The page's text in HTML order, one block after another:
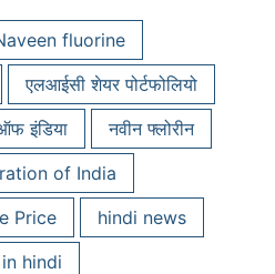
fluorine
एलआईसी शेयर पोर्टफोलियो
इंडिया
नवीन फ्लोरीन
of India
Price
hindi news
hindi